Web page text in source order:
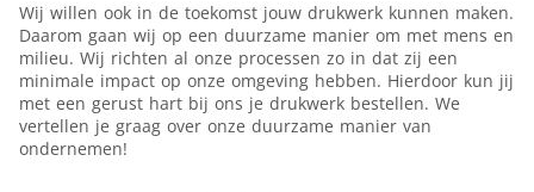
Wij willen ook in de toekomst jouw drukwerk kunnen maken.
Daarom gaan wij op een duurzame manier om met mens en
milieu. Wij richten al onze processen zo in dat zij een
minimale impact op onze omgeving hebben. Hierdoor kun jij
met een gerust hart bij ons je drukwerk bestellen. We
vertellen je graag over onze duurzame manier van
ondernemen!